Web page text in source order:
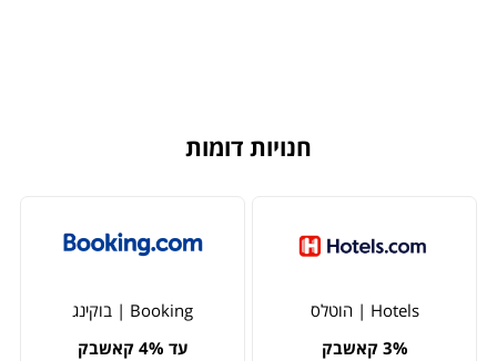
חנויות דומות
Hotels | הוטלס
3% קאשבק
Booking | בוקינג
עד 4% קאשבק